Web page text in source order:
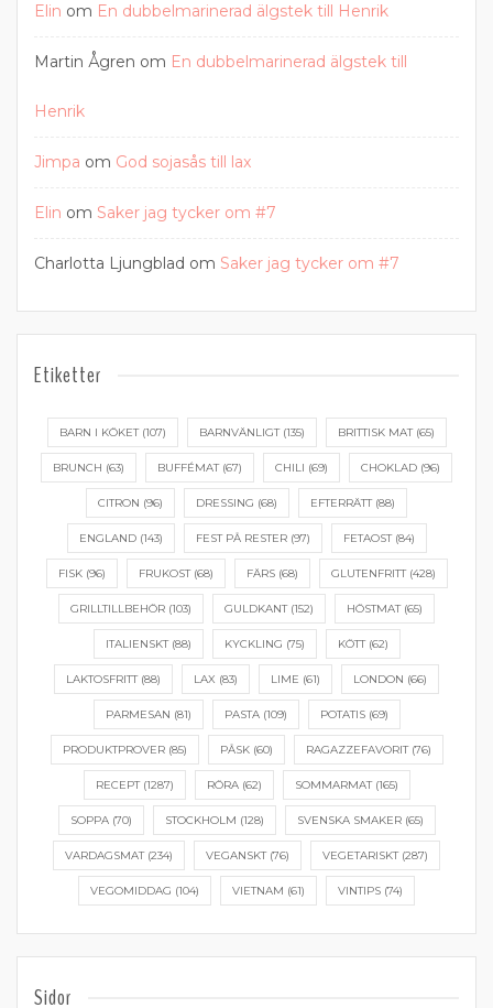
Elin om En dubbelmarinerad älgstek till Henrik
Martin Ågren om En dubbelmarinerad älgstek till
Henrik
Jimpa om God sojasås till lax
Elin om Saker jag tycker om #7
Charlotta Ljungblad om Saker jag tycker om #7
Etiketter
BARN I KÖKET(107) BARNVÄNLIGT(135) BRITTISK MAT(65)
BRUNCH (63) BUFFÉMAT(67) CHILI (69) CHOKLAD (96)
CITRON (96) DRESSING (68) EFTERRÄTT(88)
ENGLAND(143) FEST PÅ RESTER(97) FETAOST(84)
FISK(96) FRUKOST(68) FÄRS(68) GLUTENFRITT(428)
GRILLTILLBEHÖR (103) GULDKANT(152) HÖSTMAT(65)
ITALIENSKT(88) KYCKLING (75) KÖTT(62)
LAKTOSFRITT(88) LAX (83) LIME (61) LONDON (66)
PARMESAN (81) PASTA(109) POTATIS(69)
PRODUKTPROVER(85) PÅSK(60) RAGAZZEFAVORIT(76)
RECEPT(1287) RÖRA(62) SOMMARMAT(165)
SOPPA(70) STOCKHOLM (128) SVENSKA SMAKER(65)
VARDAGSMAT(234) VEGANSKT(76) VEGETARISKT(287)
VEGOMIDDAG (104) VIETNAM (61) VINTIPS (74)
Sidor